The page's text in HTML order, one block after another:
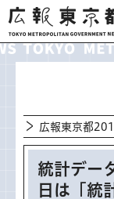
広報東京都
広報東京都
統計デー
日は「統